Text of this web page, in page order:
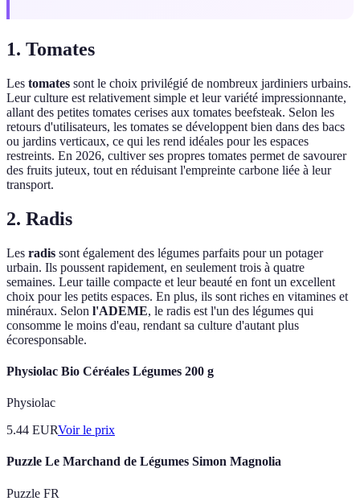
1. Tomates
Les tomates sont le choix privilégié de nombreux jardiniers urbains.
Leur culture est relativement simple et leur variété impressionnante,
allant des petites tomates cerises aux tomates beefsteak. Selon les
retours d'utilisateurs, les tomates se développent bien dans des bacs
ou jardins verticaux, ce qui les rend idéales pour les espaces
restreints. En 2026, cultiver ses propres tomates permet de savourer
des fruits juteux, tout en réduisant l'empreinte carbone liée à leur
transport.
2. Radis
Les radis sont également des légumes parfaits pour un potager
urbain. Ils poussent rapidement, en seulement trois à quatre
semaines. Leur taille compacte et leur beauté en font un excellent
choix pour les petits espaces. En plus, ils sont riches en vitamines et
minéraux. Selon l'ADEME, le radis est l'un des légumes qui
consomme le moins d'eau, rendant sa culture d'autant plus
écoresponsable.
Physiolac Bio Céréales Légumes 200 g
Physiolac
5.44 EURVoir le prix
Puzzle Le Marchand de Légumes Simon Magnolia
Puzzle FR